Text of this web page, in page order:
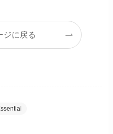
ジに戻る